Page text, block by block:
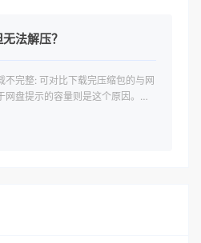
法解压？
不完整: 可对比下载完压缩包的与网
网盘提示的容量则是这个原因。这